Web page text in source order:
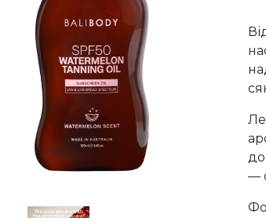
—